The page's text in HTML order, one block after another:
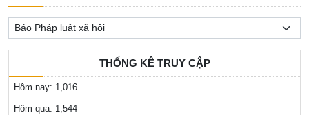
THỐNG KÊ TRUY CẬP
Hôm nay: 1,016
Hôm qua: 1,544